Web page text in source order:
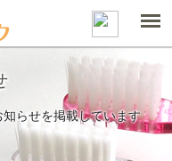
らせを掲載しています